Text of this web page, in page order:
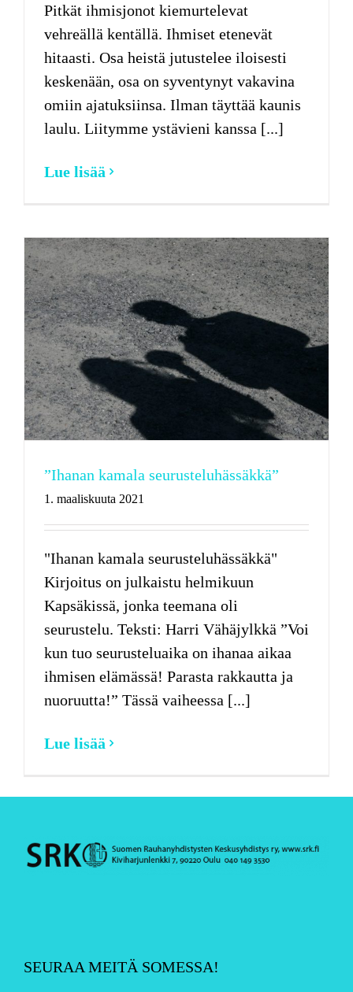
Pitkät ihmisjonot kiemurtelevat
vehreällä kentällä. Ihmiset etenevät
hitaasti. Osa heistä jutustelee iloisesti
keskenään, osa on syventynyt vakavina
omiin ajatuksiinsa. Ilman täyttää kaunis
laulu. Liitymme ystävieni kanssa [...]
Lue lisää
”Ihanan kamala seurusteluhässäkkä”
1. maaliskuuta 2021
"Ihanan kamala seurusteluhässäkkä"
Kirjoitus on julkaistu helmikuun
Kapsäkissä, jonka teemana oli
seurustelu. Teksti: Harri Vähäjylkkä ”Voi
kun tuo seurusteluaika on ihanaa aikaa
ihmisen elämässä! Parasta rakkautta ja
nuoruutta!” Tässä vaiheessa [...]
Lue lisää
SEURAA MEITÄ SOMESSA!